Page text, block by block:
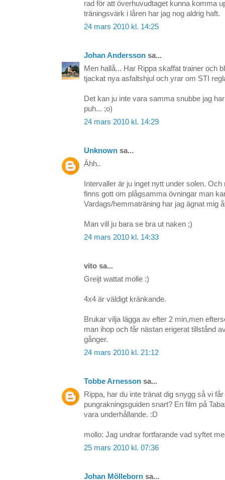
rad för att överhuvudtaget kunna komma
träningsvärk i låren har jag nog aldrig haft.
24 mars 2010 kl. 14:25
Johan Andersson sa...
Men hallå... Har Rippa skaffat trainer och
tjackat nya asfaltshjul och yrar om STI
Det kan ju inte vara samma snubbe jag
puh... ;o)
24 mars 2010 kl. 14:29
Unknown sa...
Ähh..
Intervaller är ju inget nytt under solen.
finns gott om plågsamma övningar man
Vardags/hemmaträning har jag ägnat mig
Man vill ju bara se bra ut naken ;)
24 mars 2010 kl. 14:33
vito sa...
Greijt wattat molle :)
4x4 är väldigt kränkande.
Brukar vilja lägga av efter 2 min,men
man ihop och får nästan erigerat tillstånd
gånger.
24 mars 2010 kl. 21:12
Tobbe Arnesson sa...
Rippa, har du inte tränat dig snygg så vi
pungrakningsguiden snart? En film på
vara underhållande. :D
mollo: Jag undrar fortfarande vad syftet
25 mars 2010 kl. 07:36
Johan Mölleborn sa...